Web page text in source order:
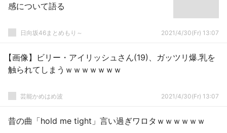
感について語る
日向坂46まとめもり～ 2021/4/30(Fr) 13:07
【画像】ビリー・アイリッシュさん(19)、ガッツリ爆.乳を
触られてしまうｗｗｗｗｗｗｗ
芸能かめはめ波 2021/4/30(Fr) 13:07
昔の曲「hold me tight」言い過ぎワロタｗｗｗｗｗｗ